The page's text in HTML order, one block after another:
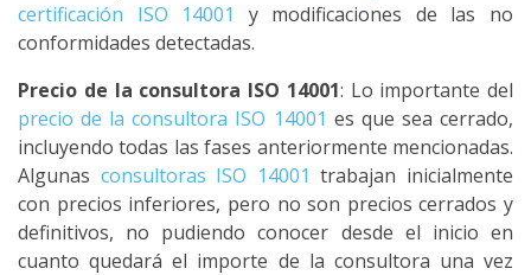
certificación ISO 14001
y modificaciones de las no
conformidades detectadas.
Precio de la consultora ISO 14001: Lo importante del
precio de la consultora ISO 14001 es que sea cerrado,
incluyendo todas las fases anteriormente mencionadas.
Algunas consultoras ISO 14001 trabajan inicialmente
con precios inferiores, pero no son precios cerrados y
definitivos, no pudiendo conocer desde el inicio en
cuanto quedará el importe de la consultora una vez